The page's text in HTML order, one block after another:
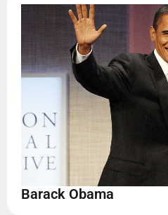
Barack Obama